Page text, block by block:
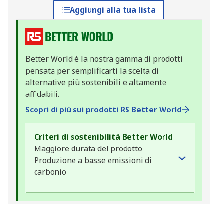
Aggiungi alla tua lista
Better World è la nostra gamma di prodotti
pensata per semplificarti la scelta di
alternative più sostenibili e altamente
affidabili.
Scopri di più sui prodotti RS Better World
Criteri di sostenibilità Better World
Maggiore durata del prodotto
Produzione a basse emissioni di
carbonio